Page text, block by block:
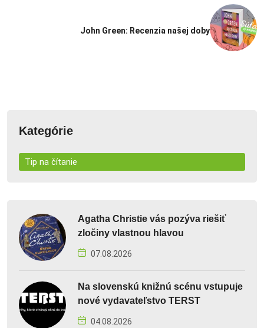
John Green: Recenzia našej doby
Kategórie
Tip na čítanie
Agatha Christie vás pozýva riešiť
zločiny vlastnou hlavou
07.08.2026
Na slovenskú knižnú scénu vstupuje
nové vydavateľstvo TERST
04.08.2026